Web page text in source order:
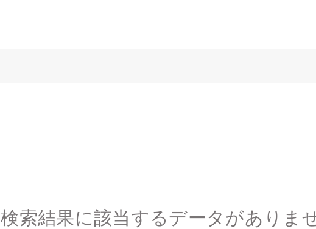
検索結果に該当するデータがありま